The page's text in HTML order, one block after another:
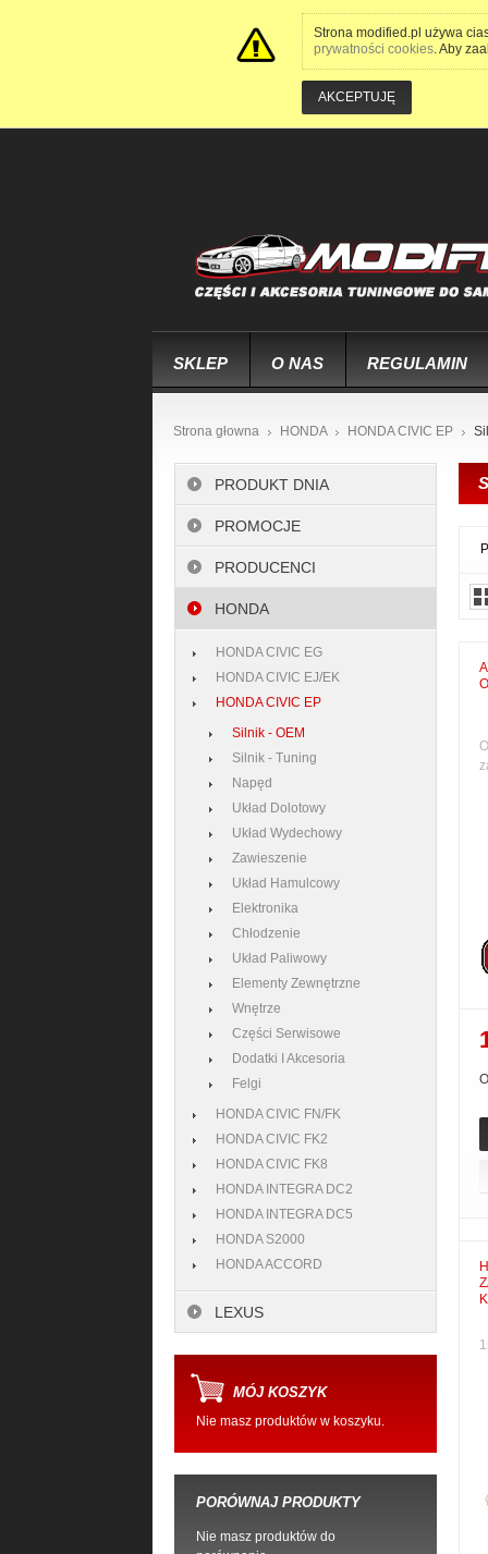
Strona modified.pl używa
prywatności cookies. Aby
AKCEPTUJĘ
SKLEP O NAS REGULAMIN
Strona głowna HONDA HONDA CIVIC EP
PRODUKT DNIA
PROMOCJE
PRODUCENCI
HONDA
HONDA CIVIC EG
HONDA CIVIC EJ/EK
HONDA CIVIC EP
Silnik - OEM
Silnik - Tuning
Napęd
Układ Dolotowy
Układ Wydechowy
Zawieszenie
Układ Hamulcowy
Elektronika
Chłodzenie
Układ Paliwowy
Elementy Zewnętrzne
Wnętrze
Części Serwisowe
Dodatki I Akcesoria
Felgi
HONDA CIVIC FN/FK
HONDA CIVIC FK2
HONDA CIVIC FK8
HONDA INTEGRA DC2
HONDA INTEGRA DC5
HONDA S2000
HONDA ACCORD
LEXUS
MÓJ KOSZYK
Nie masz produktów w koszyku.
PORÓWNAJ PRODUKTY
Nie masz produktów do